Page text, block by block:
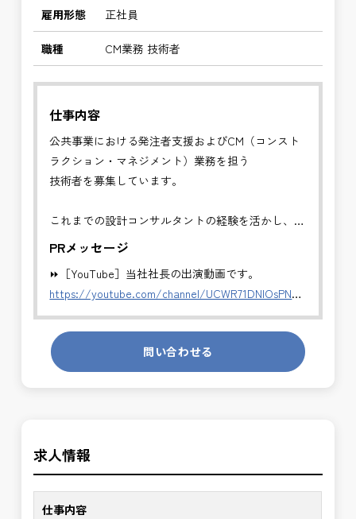
雇用形態 正社員
職種 CM業務 技術者
仕事内容
公共事業における発注者支援およびCM（コンスト
ラクション・マネジメント）業務を担う
技術者を募集しています。
これまでの設計コンサルタントの経験を活かし、発
注者側でキャリアアップできるポジションです
✅CM業務（コンストラクション・マネジメント）
・発注者の立場で、工事全体の管理・統括を行いま
す。
・工事費・工程・品質・安全の総合管理
・施工計画および設計変更内容の確認
※主に施工段階を中心にマネジメントします。
現場経験を活かし、発注者側でより上流のマネジメ
PRメッセージ
⏩［YouTube］当社社長の出演動画です。
https://youtube.com/channel/
発注者側の立場で業務を行う、やりがいのあるお仕
事です。
長期的にお仕事が出来る方を募集しております。
職場環境
✅「仕事のやりがい」と「賃金」のバランスを大切
に致します。
問い合わせる
求人情報
仕事内容